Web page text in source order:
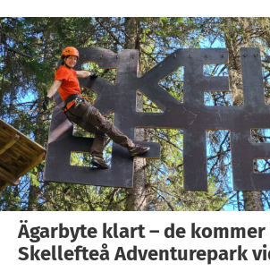
Ägarbyte klart – de
Skellefteå Adventurepark